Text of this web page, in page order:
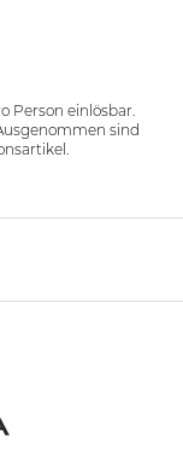
Person einlösbar.
sind